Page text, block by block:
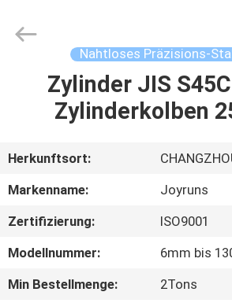
HAUS
ÜBER
US
FABRIK-
AUSFLUG
Tube
Nahtloses Präzisions-
Zylinder JIS
Zylinderkolben
Herkunftsort:
Markenname:
Joyruns
Zertifizierung:
ISO9001
Modellnummer:
6mm bis
Min Bestellmenge:
2Tons